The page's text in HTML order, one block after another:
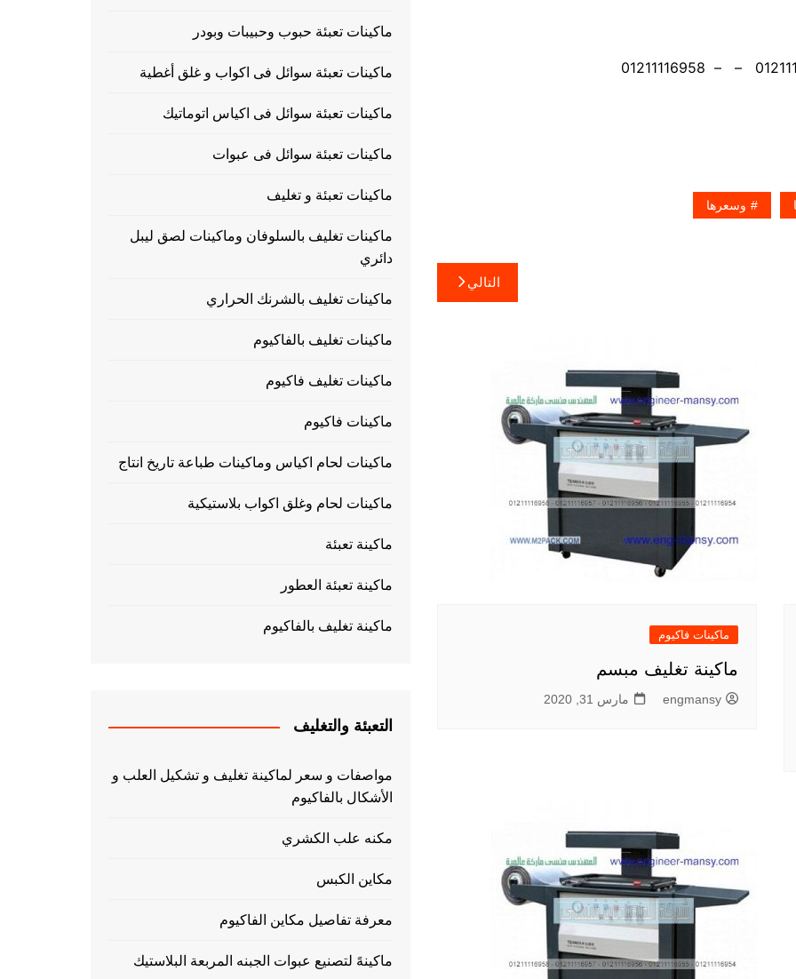
وسعرها
التالي
ماكينات فاكيوم
ماكينة تغليف مبسم
engmansy مارس 31, 2020
ماكينات تعبئة حبوب وحبيبات وبودر
ماكينات تعبئة سوائل فى اكواب و غلق أغطية
ماكينات تعبئة سوائل فى اكياس اتوماتيك
ماكينات تعبئة سوائل فى عبوات
ماكينات تعبئة و تغليف
ماكينات تغليف بالسلوفان وماكينات لصق ليبل
دائري
ماكينات تغليف بالشرنك الحراري
ماكينات تغليف بالفاكيوم
ماكينات تغليف فاكيوم
ماكينات فاكيوم
ماكينات لحام اكياس وماكينات طباعة تاريخ انتاج
ماكينات لحام وغلق اكواب بلاستيكية
ماكينة تعبئة
ماكينة تعبئة العطور
ماكينة تغليف بالفاكيوم
التعبئة والتغليف
مواصفات و سعر لماكينة تغليف و تشكيل العلب و
الأشكال بالفاكيوم
مكنه علب الكشري
مكاين الكبس
معرفة تفاصيل مكاين الفاكيوم
ماكينهً لتصنيع عبوات الجبنه المربعة البلاستيك